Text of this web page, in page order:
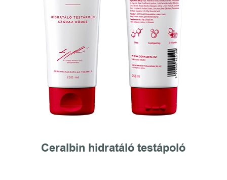
Ceralbin hidratáló testápoló